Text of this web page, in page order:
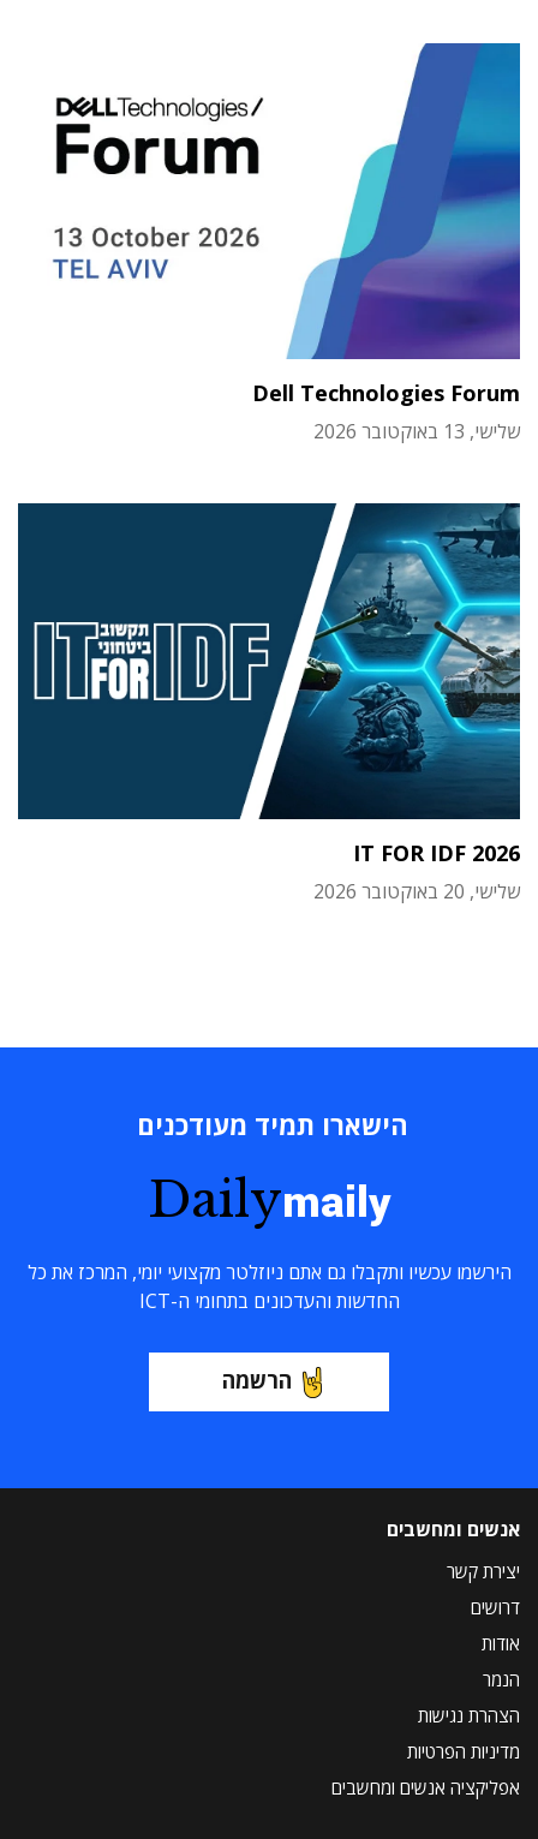
Dell Technologies Forum
שלישי, 13 באוקטובר 2026
IT FOR IDF 2026
שלישי, 20 באוקטובר 2026
הישארו תמיד מעודכנים
Dailymaily
הירשמו עכשיו ותקבלו גם אתם ניוזלטר מקצועי יומי, המרכז את כל
החדשות והעדכונים בתחומי ה-ICT
הרשמה
אנשים ומחשבים
יצירת קשר
דרושים
אודות
הנמר
הצהרת נגישות
מדיניות הפרטיות
אפליקציה אנשים ומחשבים